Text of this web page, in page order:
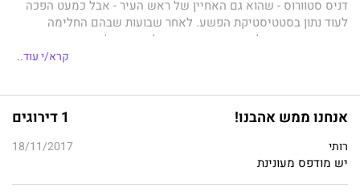
דניס סטוורוס - שהוא גם האחיין של ראש העיר - אבל כמעט הפכה
לעוד נתון בסטטיסטיקת הפשע. לאחר שבועות שבהם החלימה
מהפציעות שגרם לה, בעוד דניס מחכה למשפטו, ג'סיקה מרגישה
שהיא סוף כל סוף מוכנה לצאת ממקום המסתור. האם תוכל לתת שוב
אמן הלחימה סלייד מרטין יודע שיש לו שם רע, והוא כנראה הרוויח
אותו ביושר, עם הרמון הנשים המסתובבות סביבו. לא קל לו לשכנע
שג'סיקה נכנסת לחייו, הוא רוצה רק אותה. סלייד, חזק ומלא ביטחון,
מתכוון להגן על ג'סיקה בגופו ובנשמתו. לזכות בליבה זה כבר עניין
אחר, אבל אישה כמו ג'סיקה בהחלט שווה את המאמץ.
קרא/י עוד..
אנחנו ממש אהבנו! 1 דירוגים
רותי 18/11/2017
יש מודפס מעונינת